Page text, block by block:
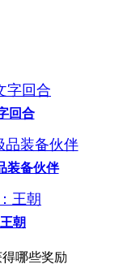
回合
装备伙伴
朝
哪些奖励